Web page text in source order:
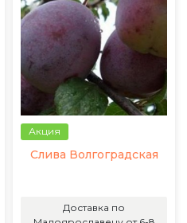
Акция
Слива Волгоградская
Доставка по